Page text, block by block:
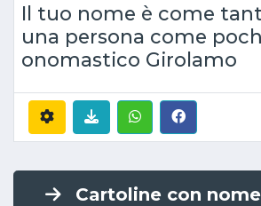
Il tuo nome è come
una persona come
onomastico Girolamo
Cartoline con